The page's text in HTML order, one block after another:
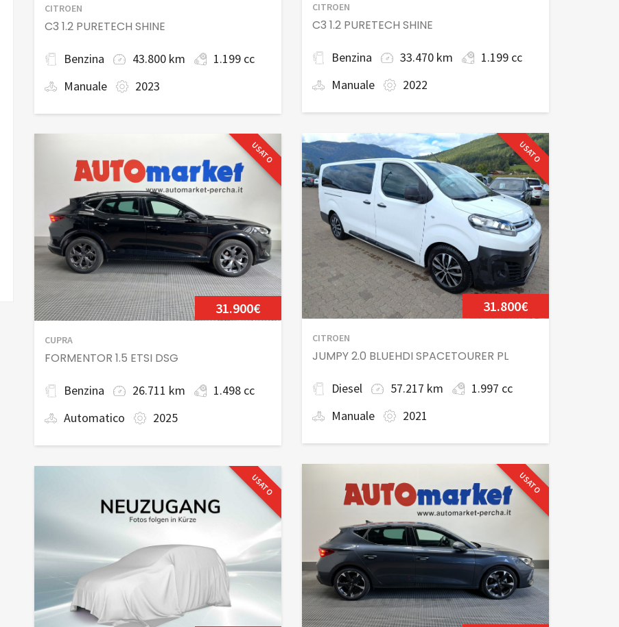
CITROEN
C3 1.2 PURETECH SHINE
Benzina 33.470 km
1.199 cc
Manuale
2022
CITROEN
C3 1.2 PURETECH SHINE
Benzina 43.800 km
1.199 cc
Manuale
2023
USATO
31.800€
CITROEN
JUMPY 2.0 BLUEHDI SPACETOURER PL
Diesel 57.217 km
1.997 cc
Manuale
2021
USATO
31.900€
CUPRA
FORMENTOR 1.5 ETSI DSG
Benzina 26.711 km
1.498 cc
Automatico
2025
USATO
USATO